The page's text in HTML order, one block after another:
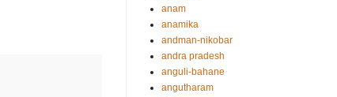
anam
anamika
andman-nikobar
andra pradesh
anguli-bahane
angutharam